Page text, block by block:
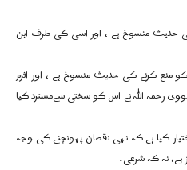
حدیث منسوخ ہے ، اور اسی کی طرف ابن
منع کرنے کی حدیث منسوخ ہے ، اور اثرم
رحمہ اللہ نے اس کو سختی سےمسترد کیا
کیا ہے کہ نہی نقصان پہونچنے کی وجہ
نہ کہ شرعی۔